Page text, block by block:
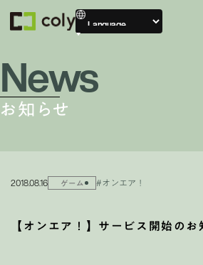
News
お知らせ
2018.08.16 ゲーム #オンエア！
【オンエア！】サービス開始のお